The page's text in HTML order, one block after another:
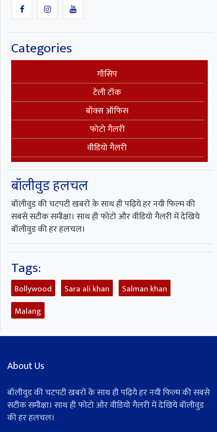
Categories
गॉसिप
टेली टॉक
बॉक्स ऑफिस
फोटो गैलरी
वीडियो गैलरी
बॉलीवुड हलचल
बॉलीवुड की चटपटी खबरों के साथ ही पढ़िये हर नयी फिल्म की
सबसे सटीक समीक्षा। साथ ही फोटो और वीडियो गैलरी में देखिये
बॉलीवुड की हर हलचल।
Tags:
Bollywood Sara ali khan
Salman khan
Malang
About Us
बॉलीवुड की चटपटी खबरों के साथ ही पढ़िये हर नयी फिल्म की सबसे
सटीक समीक्षा। साथ ही फोटो और वीडियो गैलरी में देखिये बॉलीवुड
की हर हलचल।